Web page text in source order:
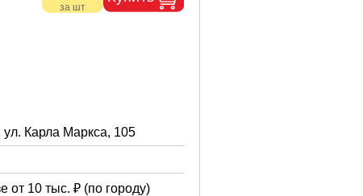
ул. Карла Маркса, 105
от 10 тыс. ₽ (по городу)